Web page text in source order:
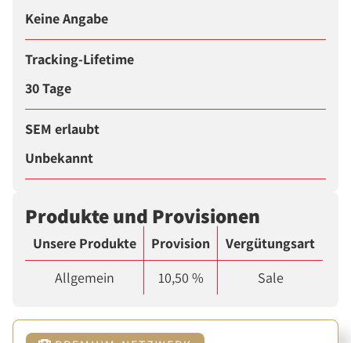
Keine Angabe
Tracking-Lifetime
30 Tage
SEM erlaubt
Unbekannt
Produkte und Provisionen
Unsere Produkte Provision
Vergütungsart
Allgemein
10,50 % Sale